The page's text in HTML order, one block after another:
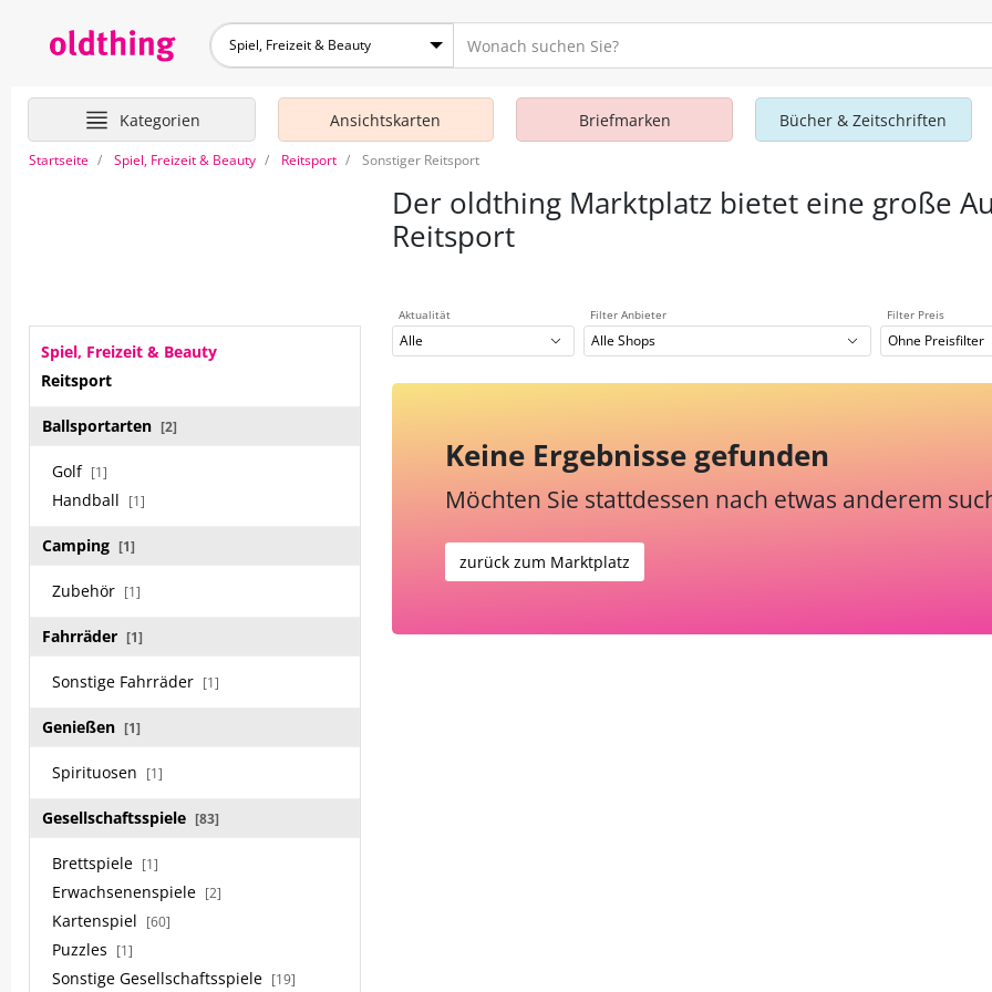
Spiel, Freizeit & Beauty
Kategorien Ansichtskarten Briefmarken Bücher & Zeitschriften
Startseite Spiel, Freizeit & Beauty Reitsport Sonstiger Reitsport
Der oldthing Marktplatz bietet eine große
Reitsport
Spiel, Freizeit & Beauty
Reitsport
Ballsportarten [2]
Golf [1]
Handball [1]
Camping [1]
Zubehör [1]
Fahrräder [1]
Sonstige Fahrräder [1]
Genießen [1]
Spirituosen [1]
Gesellschaftsspiele [83]
Brettspiele [1]
Erwachsenenspiele [2]
Kartenspiel [60]
Puzzles [1]
Sonstige Gesellschaftsspiele [19]
Aktualität
Alle
Filter Anbieter
Alle Shops
Filter Preis
Ohne Preisfilter
Keine Ergebnisse gefunden
Möchten Sie stattdessen nach etwas anderem
zurück zum Marktplatz